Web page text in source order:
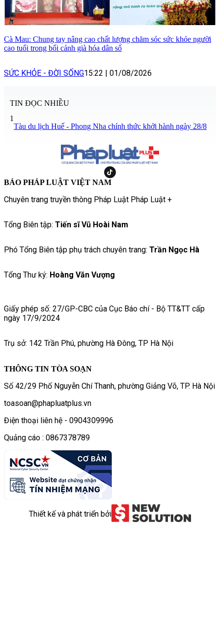
Cà Mau: Chung tay nâng cao chất lượng chăm sóc sức khỏe người
cao tuổi trong bối cảnh già hóa dân số
SỨC KHỎE - ĐỜI SỐNG15:22 01/08/2026
TIN ĐỌC NHIỀU
1
Tàu du lịch Huế - Phong Nha chính thức khởi hành ngày 28/8
BÁO PHÁP LUẬT VIỆT NAM
Chuyên trang truyền thông Pháp Luật Pháp Luật +
Tổng Biên tập: Tiến sĩ Vũ Hoài Nam
Phó Tổng Biên tập phụ trách chuyên trang: Trần Ngọc Hà
Tổng Thư ký: Hoàng Văn Vượng
Giấy phép số: 27/GP-CBC của Cục Báo chí - Bộ TT&TT cấp
ngày 17/9/2024
Trụ sở: 142 Trần Phú, phường Hà Đông, TP Hà Nội
THÔNG TIN TÒA SOẠN
Số 42/29 Phố Nguyễn Chí Thanh, phường Giảng Võ, TP. Hà Nội
toasoan@phapluatplus.vn
Điện thoại liên hệ - 0904309996
Quảng cáo : 0867378789
Thiết kế và phát triển bởi